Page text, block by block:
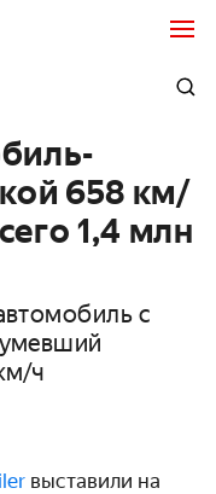
658 км/
1,4 млн
с
ч
выставили на